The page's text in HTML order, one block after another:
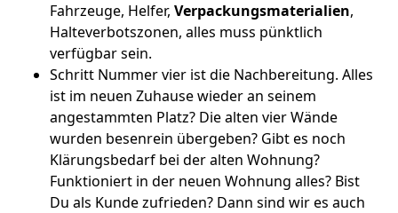
Fahrzeuge, Helfer, Verpackungsmaterialien,
Halteverbotszonen, alles muss pünktlich
verfügbar sein.
Schritt Nummer vier ist die Nachbereitung. Alles
ist im neuen Zuhause wieder an seinem
angestammten Platz? Die alten vier Wände
wurden besenrein übergeben? Gibt es noch
Klärungsbedarf bei der alten Wohnung?
Funktioniert in der neuen Wohnung alles? Bist
Du als Kunde zufrieden? Dann sind wir es auch